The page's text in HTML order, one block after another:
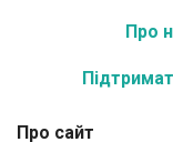
Про
Про сайт